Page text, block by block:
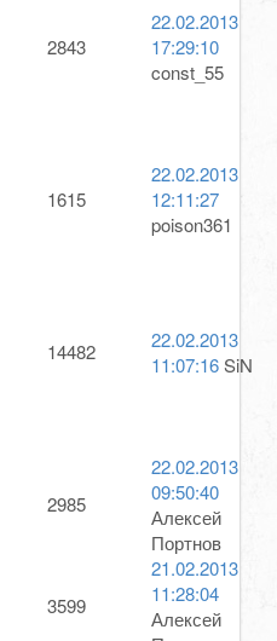
2843
22.02.2013
17:29:10
const_55
1615
22.02.2013
12:11:27
poison361
14482
22.02.2013
11:07:16SiN
2985
22.02.2013
09:50:40
Алексей
Портнов
3599
21.02.2013
11:28:04
Алексей